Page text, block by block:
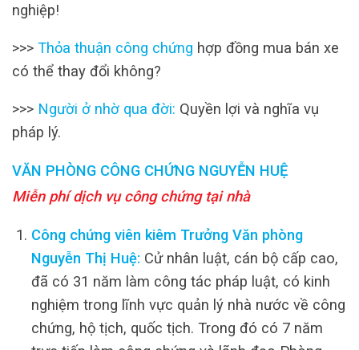
nghiệp!
>>> Thỏa thuận công chứng hợp đồng mua bán xe
có thể thay đổi không?
>>> Người ở nhờ qua đời: Quyền lợi và nghĩa vụ
pháp lý.
VĂN PHÒNG CÔNG CHỨNG NGUYỄN HUỆ
Miễn phí dịch vụ công chứng tại nhà
Công chứng viên kiêm Trưởng Văn phòng
Nguyễn Thị Huệ: Cử nhân luật, cán bộ cấp cao,
đã có 31 năm làm công tác pháp luật, có kinh
nghiệm trong lĩnh vực quản lý nhà nước về công
chứng, hộ tịch, quốc tịch. Trong đó có 7 năm